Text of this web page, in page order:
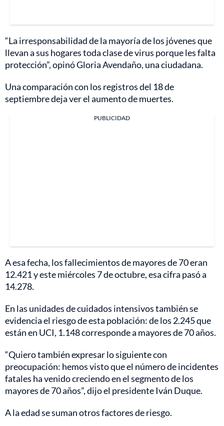
“La irresponsabilidad de la mayoría de los jóvenes que
llevan a sus hogares toda clase de virus porque les falta
protección”, opinó Gloria Avendaño, una ciudadana.
Una comparación con los registros del 18 de
septiembre deja ver el aumento de muertes.
PUBLICIDAD
A esa fecha, los fallecimientos de mayores de 70 eran
12.421 y este miércoles 7 de octubre, esa cifra pasó a
14.278.
En las unidades de cuidados intensivos también se
evidencia el riesgo de esta población: de los 2.245 que
están en UCI, 1.148 corresponde a mayores de 70 años.
“Quiero también expresar lo siguiente con
preocupación: hemos visto que el número de incidentes
fatales ha venido creciendo en el segmento de los
mayores de 70 años”, dijo el presidente Iván Duque.
A la edad se suman otros factores de riesgo.